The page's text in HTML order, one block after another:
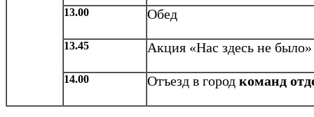
13.00 Обед
13.45 Акция «Нас здесь не
14.00 Отъезд в город команд